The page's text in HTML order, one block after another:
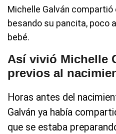
Michelle Galván
besando su pancita, poco
bebé.
Así vivió Michelle
previos al
Horas antes del
Galván ya había
que se estaba